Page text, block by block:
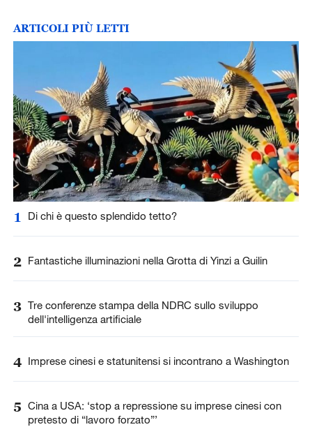
ARTICOLI PIÙ LETTI
1 Di chi è questo splendido tetto?
2 Fantastiche illuminazioni nella Grotta di Yinzi a Guilin
3 Tre conferenze stampa della NDRC sullo sviluppo
dell'intelligenza artificiale
4 Imprese cinesi e statunitensi si incontrano a Washington
5 Cina a USA: ‘stop a repressione su imprese cinesi con
pretesto di “lavoro forzato”’